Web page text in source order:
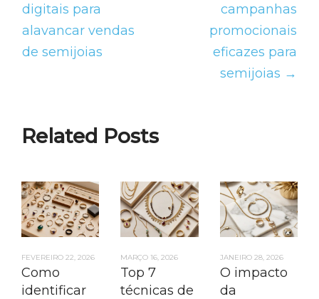
digitais para
alavancar vendas
de semijoias
campanhas
promocionais
eficazes para
semijoias →
Related Posts
FEVEREIRO 22, 2026
Como
identificar
MARÇO 16, 2026
Top 7
técnicas de
JANEIRO 28, 2026
O impacto
da